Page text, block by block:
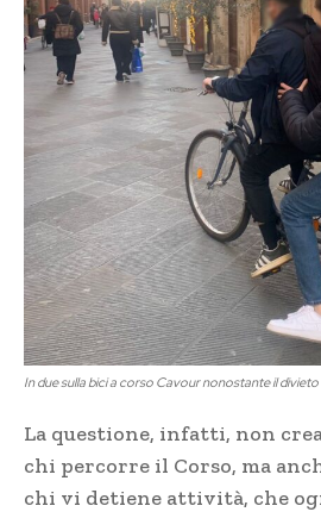
In due sulla bici a corso Cavour nonostante il divieto
La questione, infatti, non
chi percorre il Corso, ma
chi vi detiene attività, che